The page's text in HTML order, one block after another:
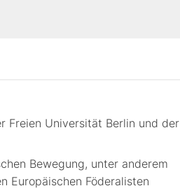
Freien Universität Berlin und der
Bewegung, unter anderem
Europäischen Föderalisten